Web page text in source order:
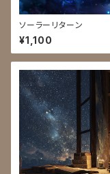
ソーラーリターン
¥1,100